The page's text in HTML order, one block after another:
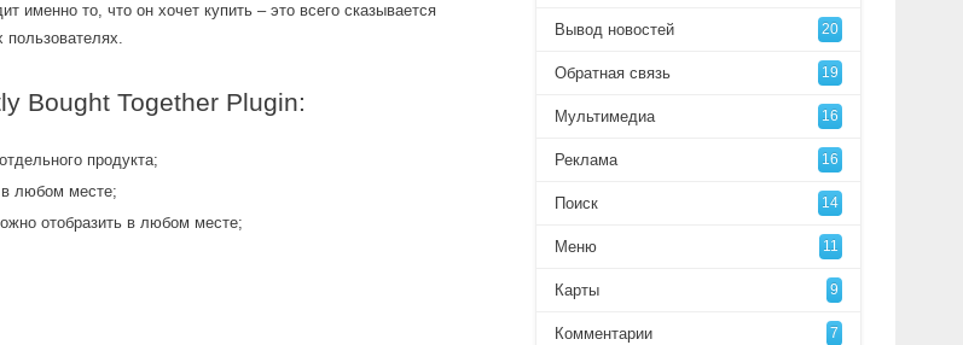
именно то, что он хочет купить – это всего сказывается
пользователях.
Bought Together Plugin:
продукта;
в любом месте;
отобразить в любом месте;
Вывод новостей 20
Обратная связь 19
Мультимедиа 16
Реклама 16
Поиск 14
Меню 11
Карты 9
Комментарии 7